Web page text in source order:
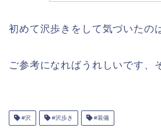
初めて沢歩きをして気づいたの
ご参考になればうれしいです、
#沢 #沢歩き #装備